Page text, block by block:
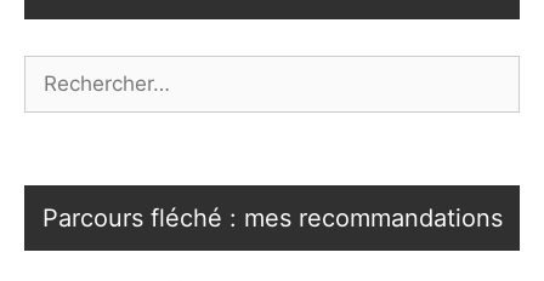
Parcours fléché : mes recommandations